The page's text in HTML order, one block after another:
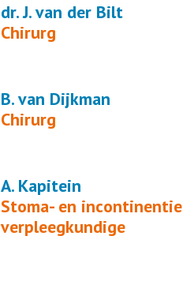
dr. J. van der Bilt
Chirurg
B. van Dijkman
Chirurg
A. Kapitein
Stoma- en incontinentie
verpleegkundige